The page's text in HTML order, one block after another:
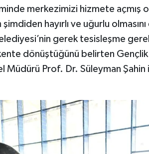
merkezimizi hizmete açmış
hayırlı ve uğurlu
Belediyesi’nin gerek tesisleşme
dönüştüğünü belirten Gençlik
Prof. Dr. Süleyman Şahin